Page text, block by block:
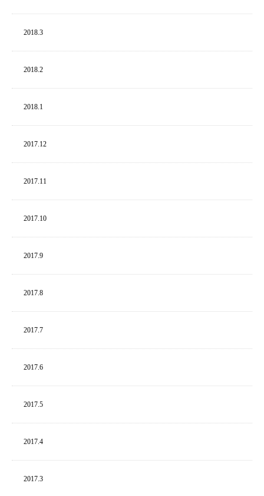
2018. 3
2018. 2
2018. 1
2017. 12
2017. 11
2017. 10
2017. 9
2017. 8
2017. 7
2017. 6
2017. 5
2017. 4
2017. 3